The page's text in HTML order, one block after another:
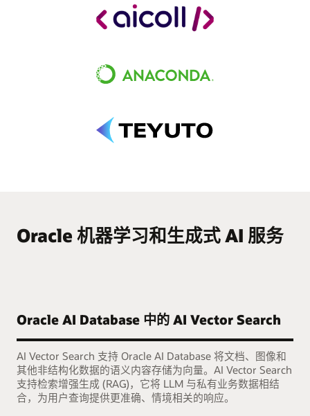
Oracle 机器学习和生成式 AI 服务
Oracle AI Database 中的 AI Vector Search
AI Vector Search 支持 Oracle AI Database 将文档、图像和
其他非结构化数据的语义内容存储为向量。AI Vector Search
支持检索增强生成 (RAG)，它将 LLM 与私有业务数据相结
合，为用户查询提供更准确、情境相关的响应。